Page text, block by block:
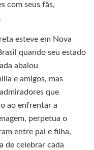
com seus fãs,
esteve em Nova
quando seu estado
abalou
e amigos, mas
que
ao enfrentar a
perpetua o
entre pai e filha,
de celebrar cada